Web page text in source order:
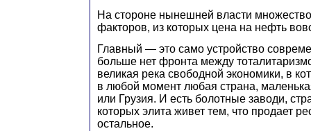
На стороне нынешней власти
факторов, из которых цена на нефть
Главный — это само устройство
больше нет фронта между
великая река свободной экономики, в
в любой момент любая страна,
или Грузия. И есть болотные заводи,
которых элита живет тем, что продает
остальное.